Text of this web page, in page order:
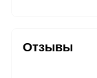
Отзывы